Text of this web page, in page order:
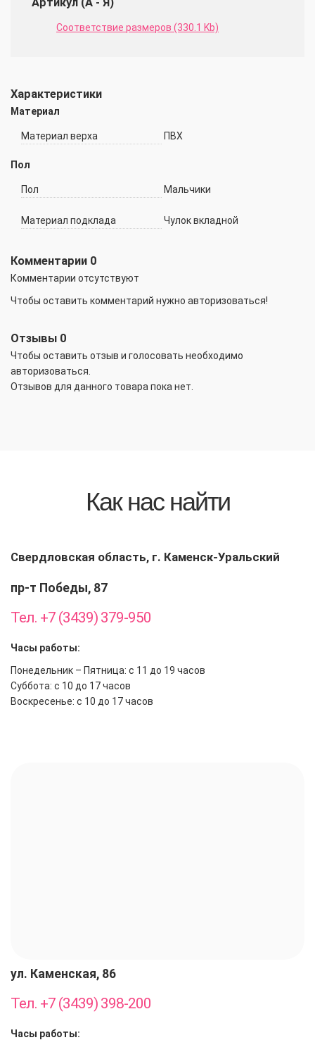
Соответствие размеров (330.1 Kb)
Характеристики
Материал
Материал верха ПВХ
Пол
Пол Мальчики
Материал подклада Чулок вкладной
Комментарии 0
Комментарии отсутствуют
Чтобы оставить комментарий нужно авторизоваться!
Отзывы 0
Чтобы оcтавить отзыв и голосовать необходимо
авторизоваться.
Отзывов для данного товара пока нет.
Как нас найти
Свердловская область, г. Каменск-Уральский
пр-т Победы, 87
Тел. +7 (3439) 379-950
Часы работы:
Понедельник – Пятница: с 11 до 19 часов
Суббота: с 10 до 17 часов
Воскресенье: с 10 до 17 часов
ул. Каменская, 86
Тел. +7 (3439) 398-200
Часы работы: